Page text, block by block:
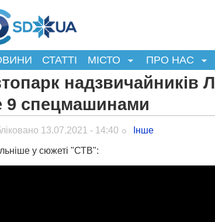
СТАТТІ МІСТО ПРО НАС
надзвичайників
9 спецмашинами
13.07.2021 - 14:40 Інше
у сюжеті "СТВ":